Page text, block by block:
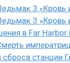
3 «Кровь
3 «Кровь
в Far Harbor
станции